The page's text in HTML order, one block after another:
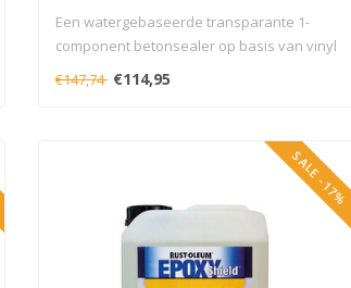
Een watergebaseerde transparante 1-
component betonsealer op basis van vinyl
€147,74 €114,95
SALE -17%